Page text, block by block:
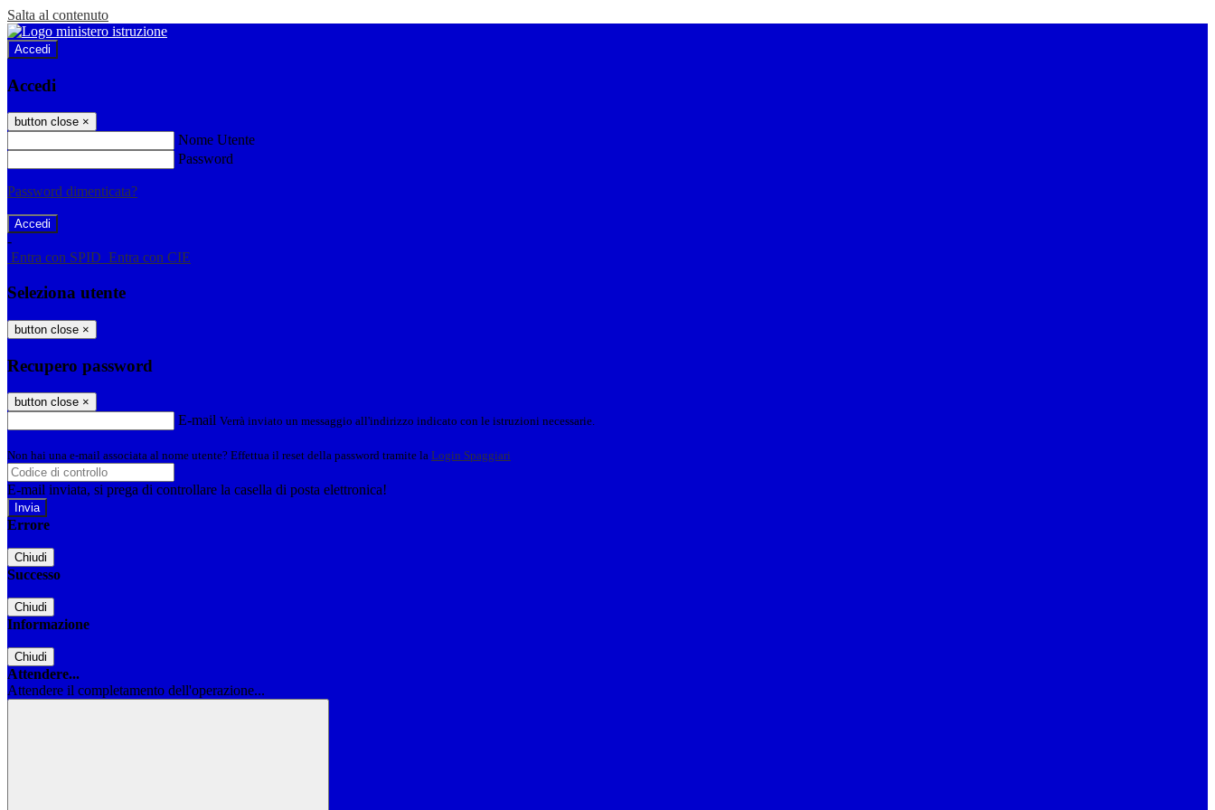
Salta al contenuto
Accedi
Accedi
button close ×
Nome Utente
Password
Password dimenticata?
-
Entra con SPID Entra con CIE
Seleziona utente
button close ×
Recupero password
button close ×
E-mail Verrà inviato un messaggio all'indirizzo indicato con le istruzioni necessarie.
Non hai una e-mail associata al nome utente? Effettua il reset della password tramite la Login Spaggiari
E-mail inviata, si prega di controllare la casella di posta elettronica!
Errore
Chiudi
Successo
Chiudi
Informazione
Chiudi
Attendere...
Attendere il completamento dell'operazione...